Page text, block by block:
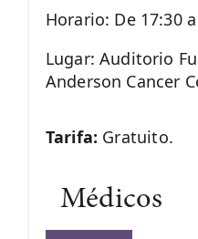
Horario: De 17:30
Lugar: Auditorio
Anderson Cancer
Tarifa: Gratuito.
Médicos